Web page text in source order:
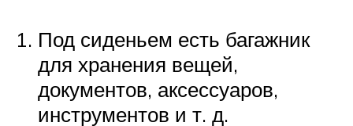
Под сиденьем есть багажник
для хранения вещей,
документов, аксессуаров,
инструментов и т. д.